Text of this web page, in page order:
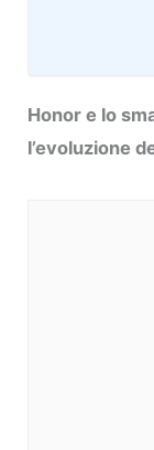
Honor e lo
l’evoluzione